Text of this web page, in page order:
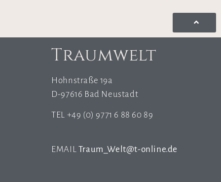
Traumwelt
Hohnstraße 19a
D-97616 Bad Neustadt
TEL +49 (0) 9771 6 88 60 89
EMAIL Traum_Welt@t-online.de